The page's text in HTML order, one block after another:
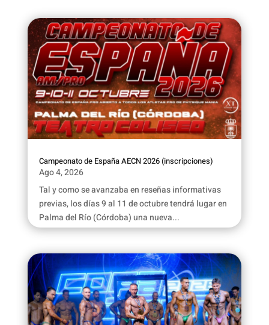
Campeonato de España AECN 2026 (inscripciones)
Ago 4, 2026
Tal y como se avanzaba en reseñas informativas
previas, los días 9 al 11 de octubre tendrá lugar en
Palma del Río (Córdoba) una nueva...